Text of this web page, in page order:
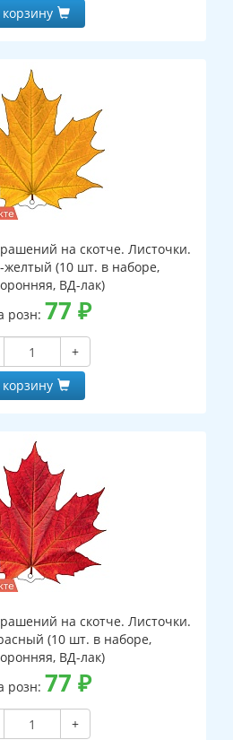
на скотче. Листочки.
(10 шт. в наборе,
ВД-лак)
розн: 77 ₽
+
на скотче. Листочки.
(10 шт. в наборе,
ВД-лак)
розн: 77 ₽
+